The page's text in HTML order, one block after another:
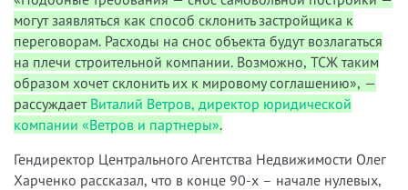
могут заявляться как способ склонить застройщика к
переговорам. Расходы на снос объекта будут возлагаться
на плечи строительной компании. Возможно, ТСЖ таким
образом хочет склонить их к мировому соглашению», —
рассуждает Виталий Ветров, директор юридической
компании «Ветров и партнеры».
Гендиректор Центрального Агентства Недвижимости Олег
Харченко рассказал, что в конце 90-х – начале нулевых,